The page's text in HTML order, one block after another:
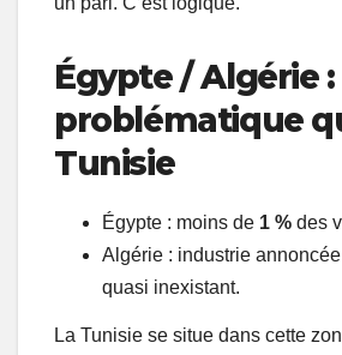
Égypte / Algérie
problématique
Tunisie
Égypte : moins de 1 % des
Algérie : industrie
quasi inexistant.
La Tunisie se situe dans cette